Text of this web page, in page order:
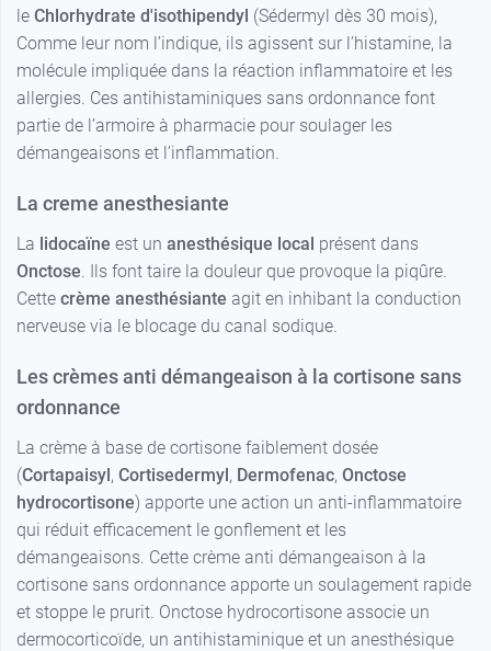
le Chlorhydrate d'isothipendyl (Sédermyl dès 30 mois),
Comme leur nom l’indique, ils agissent sur l’histamine, la
molécule impliquée dans la réaction inflammatoire et les
allergies. Ces antihistaminiques sans ordonnance font
partie de l’armoire à pharmacie pour soulager les
démangeaisons et l’inflammation.
La creme anesthesiante
La lidocaïne est un anesthésique local présent dans
Onctose. Ils font taire la douleur que provoque la piqûre.
Cette crème anesthésiante agit en inhibant la conduction
nerveuse via le blocage du canal sodique.
Les crèmes anti démangeaison à la cortisone sans
ordonnance
La crème à base de cortisone faiblement dosée
(Cortapaisyl, Cortisedermyl, Dermofenac, Onctose
hydrocortisone) apporte une action un anti-inflammatoire
qui réduit efficacement le gonflement et les
démangeaisons. Cette crème anti démangeaison à la
cortisone sans ordonnance apporte un soulagement rapide
et stoppe le prurit. Onctose hydrocortisone associe un
dermocorticoïde, un antihistaminique et un anesthésique